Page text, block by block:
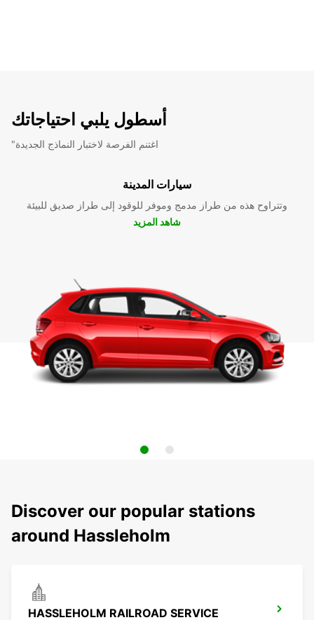
أسطول يلبي احتياجاتك
"اغتنم الفرصة لاختبار النماذج الجديدة
سيارات المدينة
وتتراوح هذه من طراز مدمج وموفر للوقود إلى طراز صديق للبيئة
شاهد المزيد
Discover our popular stations
around Hassleholm
HASSLEHOLM RAILROAD SERVICE